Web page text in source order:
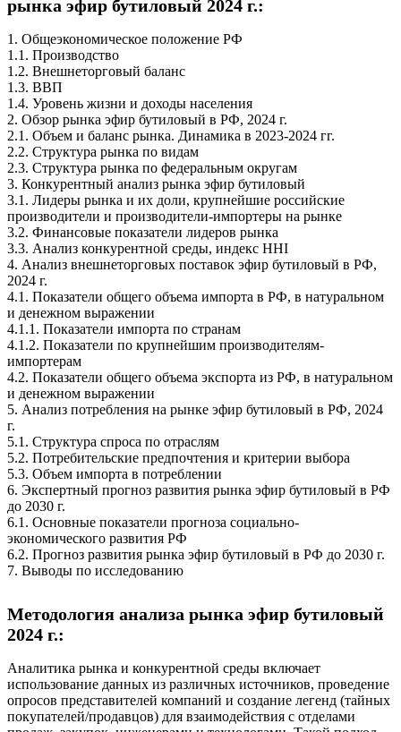
рынка эфир бутиловый 2024 г.:
1. Общеэкономическое положение РФ
1.1. Производство
1.2. Внешнеторговый баланс
1.3. ВВП
1.4. Уровень жизни и доходы населения
2. Обзор рынка эфир бутиловый в РФ, 2024 г.
2.1. Объем и баланс рынка. Динамика в 2023-2024 гг.
2.2. Структура рынка по видам
2.3. Структура рынка по федеральным округам
3. Конкурентный анализ рынка эфир бутиловый
3.1. Лидеры рынка и их доли, крупнейшие российские
производители и производители-импортеры на рынке
3.2. Финансовые показатели лидеров рынка
3.3. Анализ конкурентной среды, индекс HHI
4. Анализ внешнеторговых поставок эфир бутиловый в РФ,
2024 г.
4.1. Показатели общего объема импорта в РФ, в натуральном
и денежном выражении
4.1.1. Показатели импорта по странам
4.1.2. Показатели по крупнейшим производителям-
импортерам
4.2. Показатели общего объема экспорта из РФ, в натуральном
и денежном выражении
5. Анализ потребления на рынке эфир бутиловый в РФ, 2024
г.
5.1. Структура спроса по отраслям
5.2. Потребительские предпочтения и критерии выбора
5.3. Объем импорта в потреблении
6. Экспертный прогноз развития рынка эфир бутиловый в РФ
до 2030 г.
6.1. Основные показатели прогноза социально-
экономического развития РФ
6.2. Прогноз развития рынка эфир бутиловый в РФ до 2030 г.
7. Выводы по исследованию
Методология анализа рынка эфир бутиловый
2024 г.:
Аналитика рынка и конкурентной среды включает
использование данных из различных источников, проведение
опросов представителей компаний и создание легенд (тайных
покупателей/продавцов) для взаимодействия с отделами